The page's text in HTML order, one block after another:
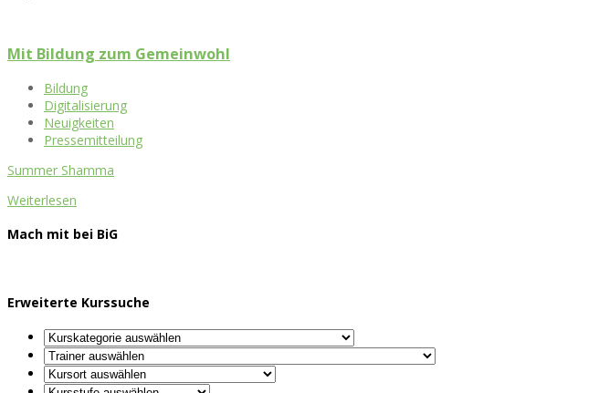
Mit Bildung zum Gemeinwohl
Bildung
Digitalisierung
Neuigkeiten
Pressemitteilung
Summer Shamma
Weiterlesen
Mach mit bei BiG
Erweiterte Kurssuche